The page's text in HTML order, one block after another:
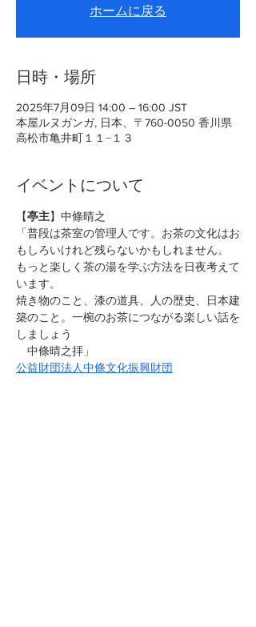
ホームに戻る
日時・場所
2025年7月09日 14:00 – 16:00 JST
本屋ルヌガンガ, 日本、〒760-0050 香川県
高松市亀井町１１−１３
イベントについて
【亭主】中條晴之
「普段は茶室の管理人です。お茶の文化はお
もしろいけれど残らないかもしれません。
もっと楽しく茶の湯を学ぶ方法を日夜考えて
います。
焼き物のこと、漆の道具、人の歴史、日本建
築のこと。一椀のお茶につながる楽しい話を
しましょう
中條晴之拝」
公益財団法人中條文化振興財団